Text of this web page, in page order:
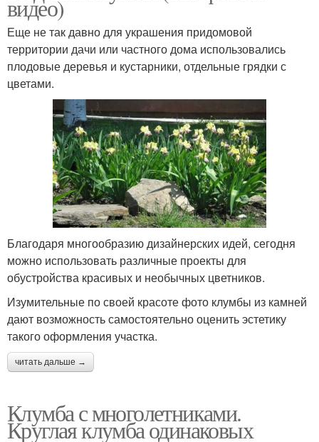
видео)
Еще не так давно для украшения придомовой
территории дачи или частного дома использовались
плодовые деревья и кустарники, отдельные грядки с
цветами.
Благодаря многообразию дизайнерских идей, сегодня
можно использовать различные проекты для
обустройства красивых и необычных цветников.
Изумительные по своей красоте фото клумбы из камней
дают возможность самостоятельно оценить эстетику
такого оформления участка.
читать дальше →
Клумба с многолетниками.
Круглая клумба одинаковых